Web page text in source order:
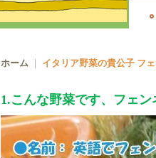
ホーム イタリア野菜の貴公子 フ
1.こんな野菜です、フェン